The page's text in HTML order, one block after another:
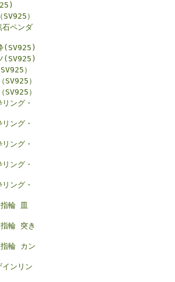
）
ペンダ
(SV925)
(SV925)
）
SV925）
SV925）
ング・
ング・
ング・
ング・
ング・
輪 皿
輪 突き
輪 カン
ンリン